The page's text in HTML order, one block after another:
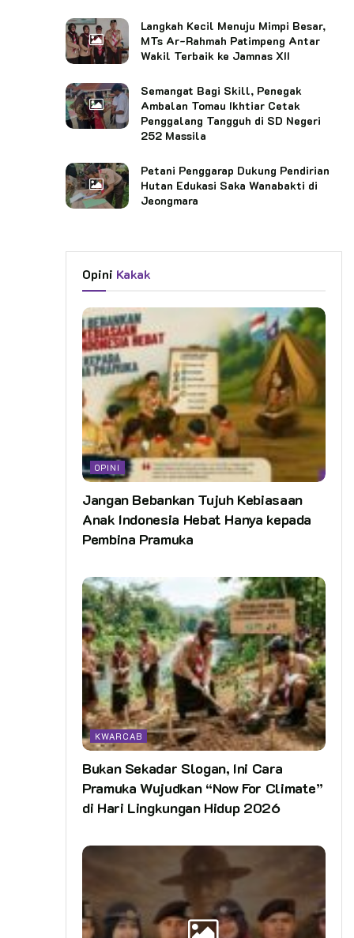
Langkah Kecil Menuju Mimpi Besar,
MTs Ar-Rahmah Patimpeng Antar
Wakil Terbaik ke Jamnas XII
Semangat Bagi Skill, Penegak
Ambalan Tomau Ikhtiar Cetak
Penggalang Tangguh di SD Negeri
252 Massila
Petani Penggarap Dukung Pendirian
Hutan Edukasi Saka Wanabakti di
Jeongmara
Opini Kakak
OPINI
Jangan Bebankan Tujuh Kebiasaan
Anak Indonesia Hebat Hanya kepada
Pembina Pramuka
KWARCAB
Bukan Sekadar Slogan, Ini Cara
Pramuka Wujudkan “Now For Climate”
di Hari Lingkungan Hidup 2026